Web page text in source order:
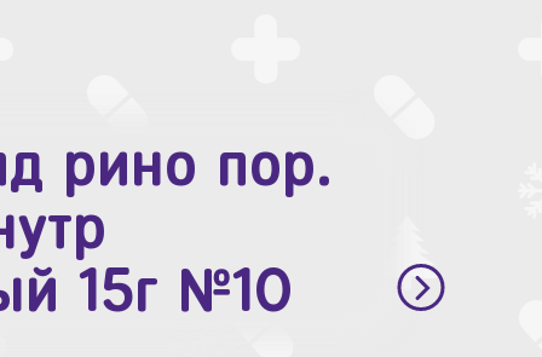
рино пор.
15г №10
п.п.о. 10мг